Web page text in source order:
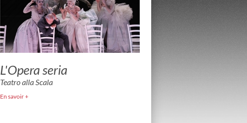
L'Opera seria
Teatro alla Scala
En savoir +